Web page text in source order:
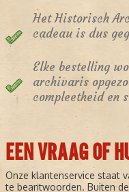
Het Historisch
cadeau is dus
Elke bestelling
archivaris
compleetheid en
EEN VRAAG OF
Onze klantenservice staat
te beantwoorden. Buiten